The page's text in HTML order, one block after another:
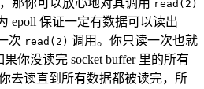
read(2)
epoll 保证一定有数据可以读出
次 read(2) 调用。你只读一次也就
你没读完 socket buffer 里的所有
去读直到所有数据都被读完，所